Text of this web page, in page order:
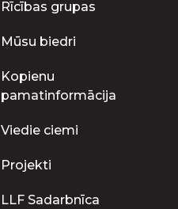
Rīcības grupas
Mūsu biedri
Kopienu
pamatinformācija
Viedie ciemi
Projekti
LLF Sadarbnīca